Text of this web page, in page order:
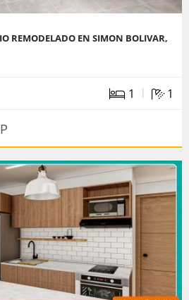
REMODELADO EN SIMON BOLIVAR,
1 | 1